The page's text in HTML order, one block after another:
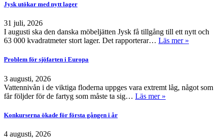
Jysk utökar med nytt lager
31 juli, 2026
I augusti ska den danska möbeljätten Jysk få tillgång till ett nytt och
63 000 kvadratmeter stort lager. Det rapporterar… Läs mer »
Problem för sjöfarten i Europa
3 augusti, 2026
Vattennivån i de viktiga floderna uppges vara extremt låg, något som
får följder för de fartyg som måste ta sig… Läs mer »
Konkurserna ökade för första gången i år
4 augusti, 2026